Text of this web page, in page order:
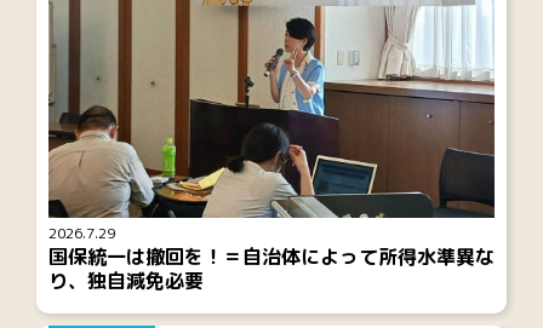
2026.7.29
国保統一は撤回を！＝自治体によって所得水準異な
り、独自減免必要